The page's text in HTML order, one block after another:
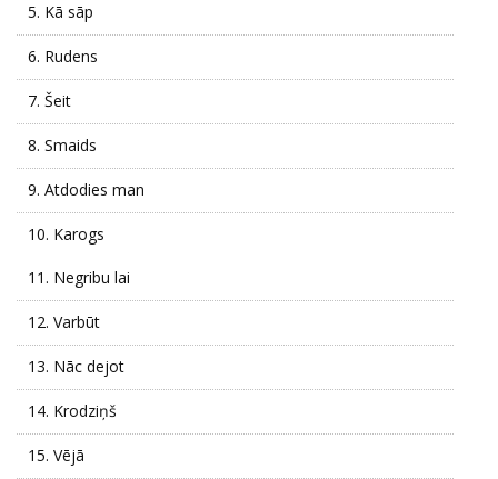
5. Kā sāp
6. Rudens
7. Šeit
8. Smaids
9. Atdodies man
10. Karogs
11. Negribu lai
12. Varbūt
13. Nāc dejot
14. Krodziņš
15. Vējā